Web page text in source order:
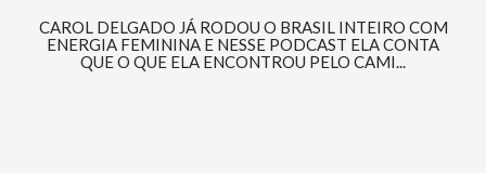
CAROL DELGADO JÁ RODOU O BRASIL INTEIRO COM
ENERGIA FEMININA E NESSE PODCAST ELA CONTA
QUE O QUE ELA ENCONTROU PELO CAMI...